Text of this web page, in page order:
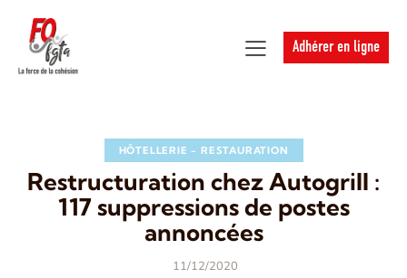
Adhérer en ligne
HÔTELLERIE - RESTAURATION
Restructuration chez Autogrill :
117 suppressions de postes
annoncées
11/12/2020